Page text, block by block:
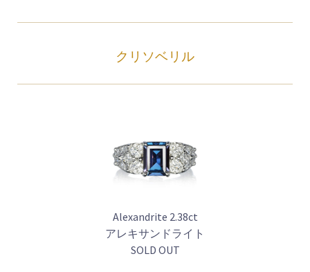
クリソベリル
Alexandrite 2.38ct
アレキサンドライト
SOLD OUT